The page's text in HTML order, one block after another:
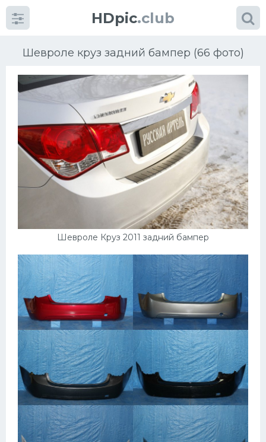
HDpic.club
Шевроле круз задний бампер (66 фото)
Шевроле Круз 2011 задний бампер
Категории
Разное
Ниссан
Пежо
Ауди
Гараж
Русские авто
Вольво
БМВ
МАЗ
Сузуки